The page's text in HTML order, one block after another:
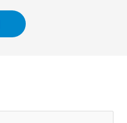
지내던 마을제사가 산신제
였다. 이 나무에서 산신제를
지낸 후에는 360여 년 정도